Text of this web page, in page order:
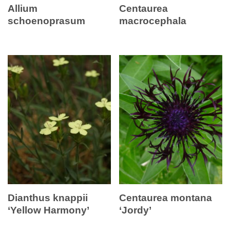
Allium
schoenoprasum
Centaurea
macrocephala
Dianthus knappii
‘Yellow Harmony’
Centaurea montana
‘Jordy’